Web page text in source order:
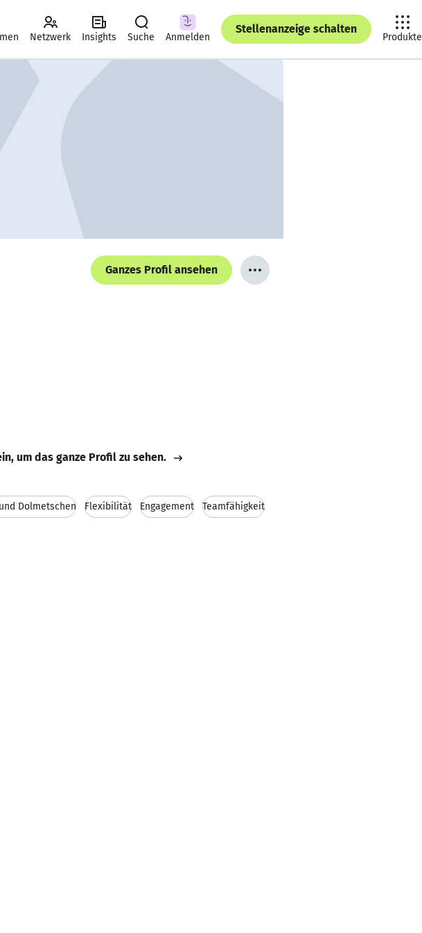
Netzwerk Insights Suche Anmelden
Stellenanzeige schalten
Produkte
Ganzes Profil ansehen
um das ganze Profil zu sehen.
Dolmetschen Flexibilität Engagement Teamfähigkeit